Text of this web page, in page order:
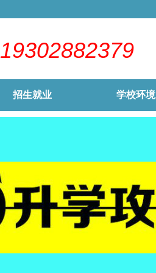
19302882379
招生就业 学校环境